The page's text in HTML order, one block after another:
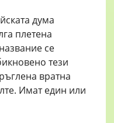
дума
плетена
се
тези
вратна
Имат един или